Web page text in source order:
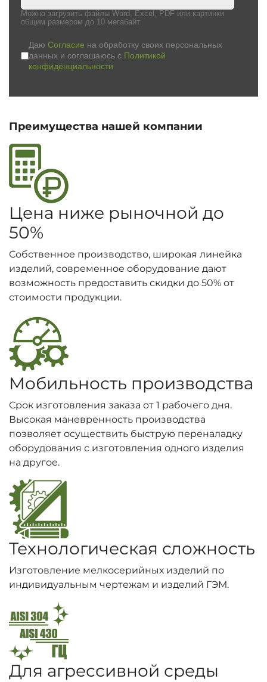
Можно загрузить файлы Word, Excel, PDF или картинки
общим размером до 10 мегабайт
Даю Согласие на обработку своих персональных
данных и соглашаюсь с Политикой
конфиденциальности
Преимущества нашей компании
Цена ниже рыночной до
50%
Собственное производство, широкая линейка
изделий, современное оборудование дают
возможность предоставить скидки до 50% от
стоимости продукции.
Мобильность производства
Срок изготовления заказа от 1 рабочего дня.
Высокая маневренность производства
позволяет осуществить быструю переналадку
оборудования с изготовления одного изделия
на другое.
Технологическая сложность
Изготовление мелкосерийных изделий по
индивидуальным чертежам и изделий ГЭМ.
Для агрессивной среды